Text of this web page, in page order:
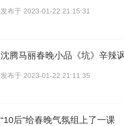
发布于 2023-01-22 21:15:31
沈腾马丽春晚小品《坑》辛辣
发布于 2023-01-22 21:11:35
“10后”给春晚气氛组上了一课